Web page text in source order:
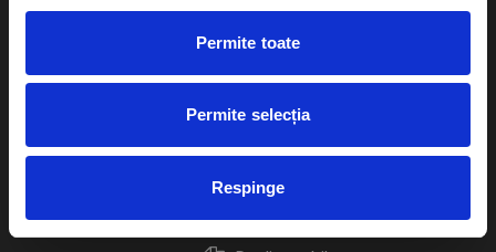
Permite toate
Permite selecția
Respinge
Plata online sau cash
Livrare prin curier
Returnare bilete
Diverse